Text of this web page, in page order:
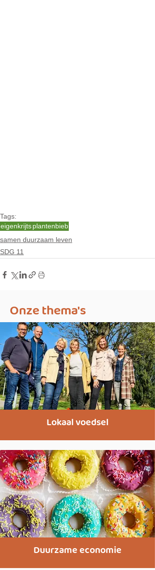
Tags:
eigenkrijtsplantenbieb
samen duurzaam leven
SDG 11
Onze thema's
Lokaal voedsel
Duurzame economie